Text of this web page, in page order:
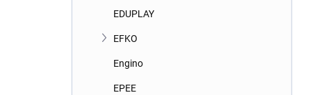
EDUPLAY
EFKO
Engino
EPEE